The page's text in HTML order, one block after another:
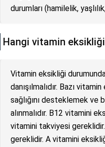
durumları (hamilelik,
Hangi vitamin
Vitamin eksikliği
danışılmalıdır. Bazı
sağlığını desteklemek ve
alınmalıdır. B12 vitamini
vitamini takviyesi
gereklidir. A vitamini